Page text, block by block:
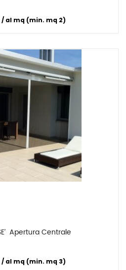
al mq (min. mq 2)
Apertura Centrale
al mq (min. mq 3)